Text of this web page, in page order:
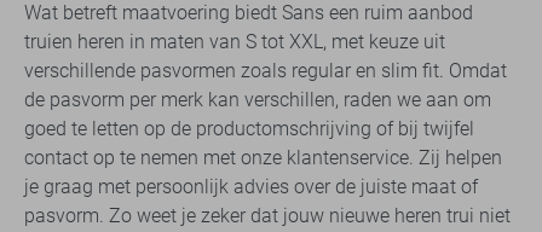
Wat betreft maatvoering biedt Sans een ruim aanbod
truien heren in maten van S tot XXL, met keuze uit
verschillende pasvormen zoals regular en slim fit. Omdat
de pasvorm per merk kan verschillen, raden we aan om
goed te letten op de productomschrijving of bij twijfel
contact op te nemen met onze klantenservice. Zij helpen
je graag met persoonlijk advies over de juiste maat of
pasvorm. Zo weet je zeker dat jouw nieuwe heren trui niet